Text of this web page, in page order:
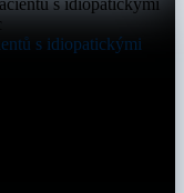
s idiopatickými